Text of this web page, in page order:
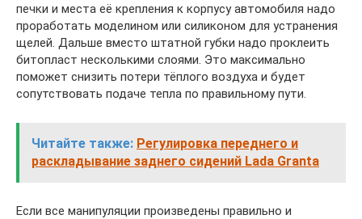
печки и места её крепления к корпусу автомобиля надо
проработать моделином или силиконом для устранения
щелей. Дальше вместо штатной губки надо проклеить
битопласт несколькими слоями. Это максимально
поможет снизить потери тёплого воздуха и будет
сопутствовать подаче тепла по правильному пути.
Читайте также: Регулировка переднего и
раскладывание заднего сидений Lada Granta
Если все манипуляции произведены правильно и